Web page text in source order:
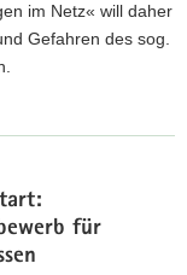
im Netz« will daher
Gefahren des sog.
für